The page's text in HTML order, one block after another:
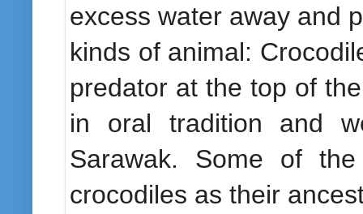
excess water away and
kinds of animal:
predator at the top of
in oral tradition and
Sarawak. Some of
crocodiles as their